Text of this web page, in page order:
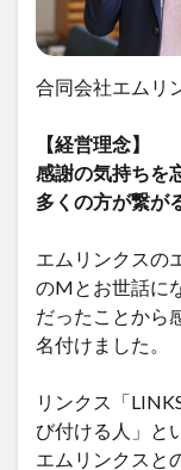
合同会社エムリ
【経営理念】
感謝の気持ちを
多くの方が繋が
エムリンクスの
のMとお世話に
だったことから
名付けました。
リンクス「
び付ける人」と
エムリンクスと